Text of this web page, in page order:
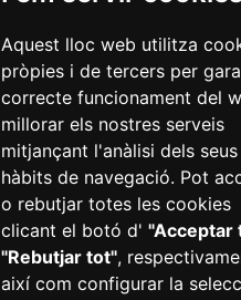
Aquest lloc web utilitza
pròpies i de tercers per
correcte funcionament del
millorar els nostres serveis
mitjançant l'anàlisi dels seus
hàbits de navegació. Pot
o rebutjar totes les cookies
clicant el botó d' "Acceptar
"Rebutjar tot",
així com configurar la
Mapa Web
Política de privacitat
Avís legal
Política de Cookies
Informació RGPD
Next Generation